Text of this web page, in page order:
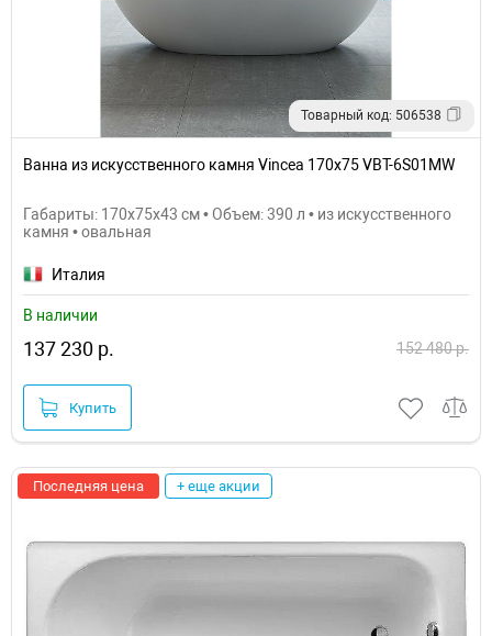
Товарный код: 506538
Ванна из искусственного камня Vincea 170x75 VBT-6S01MW
Габариты: 170x75x43 см • Объем: 390 л • из искусственного
камня • овальная
Италия
В наличии
137 230 р. 152 480 р.
Купить
Последняя цена + еще акции